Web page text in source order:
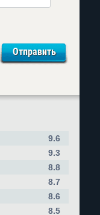
9.6
9.3
8.8
8.7
8.6
8.5